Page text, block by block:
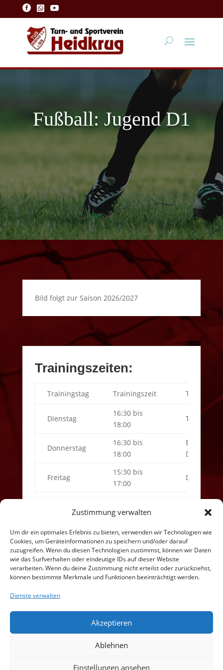
Zustimmung verwalten
Um dir ein optimales Erlebnis zu bieten, verwenden wir Technologien wie
Cookies, um Geräteinformationen zu speichern und/oder darauf
zuzugreifen. Wenn du diesen Technologien zustimmst, können wir Daten
wie das Surfverhalten oder eindeutige IDs auf dieser Website
verarbeiten. Wenn du deine Zustimmung nicht erteilst oder zurückziehst,
können bestimmte Merkmale und Funktionen beeinträchtigt werden.
Dienste verwalten
Akzeptieren
Ablehnen
Einstellungen ansehen
  
Fußball: Jugend D1
Bild folgt zur Saison 2026/2027
Trainingszeiten:
Trainingstag Trainingszeit
Dienstag
16:30 bis
18:00
TuS
Donnerstag
16:30 bis
18:00
Borussia
Freitag
15:30 bis
17:00
DTB